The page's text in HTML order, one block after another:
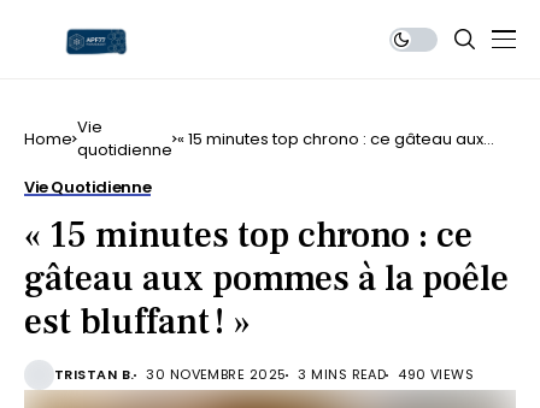
Home Vie
quotidienne « 15 minutes top chrono : ce gâteau aux
Vie Quotidienne
« 15 minutes top chrono : ce
gâteau aux pommes à la poêle
est bluffant ! »
TRISTAN B. 30 NOVEMBRE 2025 3 MINS READ 490 VIEWS